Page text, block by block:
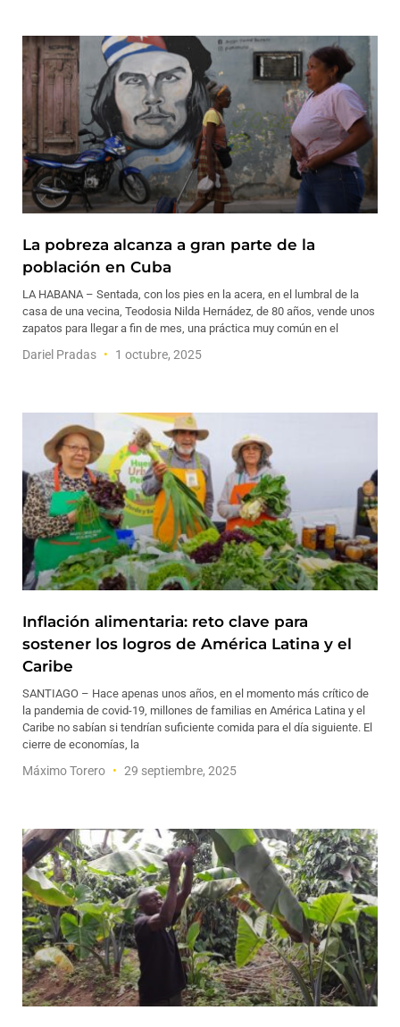
La pobreza alcanza a gran parte de la
población en Cuba
LA HABANA – Sentada, con los pies en la acera, en el lumbral de la
casa de una vecina, Teodosia Nilda Hernádez, de 80 años, vende unos
zapatos para llegar a fin de mes, una práctica muy común en el
Dariel Pradas 1 octubre, 2025
Inflación alimentaria: reto clave para
sostener los logros de América Latina y el
Caribe
SANTIAGO – Hace apenas unos años, en el momento más crítico de
la pandemia de covid-19, millones de familias en América Latina y el
Caribe no sabían si tendrían suficiente comida para el día siguiente. El
cierre de economías, la
Máximo Torero 29 septiembre, 2025